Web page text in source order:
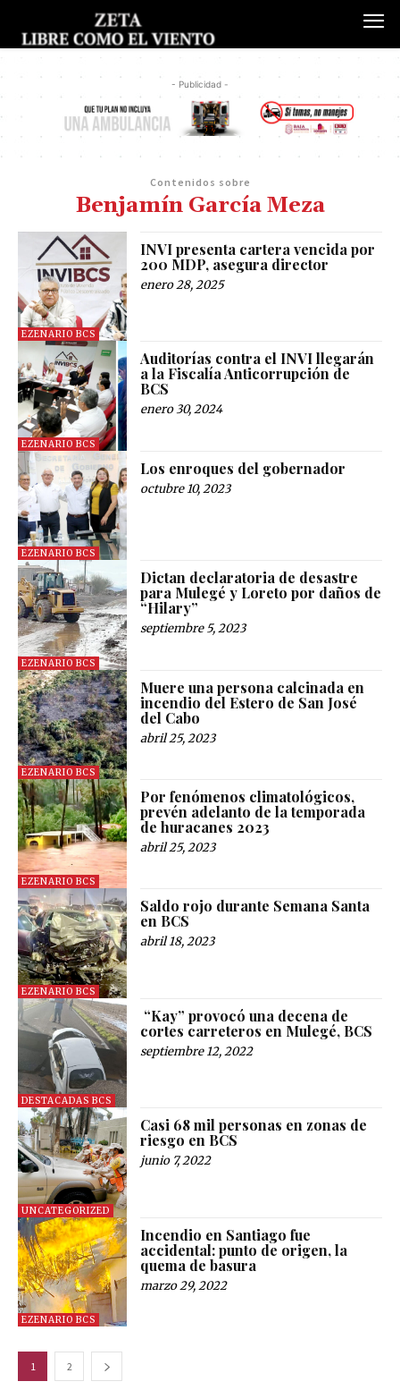
- Publicidad -
Contenidos sobre
Benjamín García Meza
EZENARIO BCS
INVI presenta cartera vencida por
200 MDP, asegura director
enero 28, 2025
EZENARIO BCS
Auditorías contra el INVI llegarán
a la Fiscalía Anticorrupción de
BCS
enero 30, 2024
EZENARIO BCS
Los enroques del gobernador
octubre 10, 2023
EZENARIO BCS
Dictan declaratoria de desastre
para Mulegé y Loreto por daños de
“Hilary”
septiembre 5, 2023
EZENARIO BCS
Muere una persona calcinada en
incendio del Estero de San José
del Cabo
abril 25, 2023
EZENARIO BCS
Por fenómenos climatológicos,
prevén adelanto de la temporada
de huracanes 2023
abril 25, 2023
EZENARIO BCS
Saldo rojo durante Semana Santa
en BCS
abril 18, 2023
DESTACADAS BCS
“Kay” provocó una decena de
cortes carreteros en Mulegé, BCS
septiembre 12, 2022
UNCATEGORIZED
Casi 68 mil personas en zonas de
riesgo en BCS
junio 7, 2022
EZENARIO BCS
Incendio en Santiago fue
accidental: punto de origen, la
quema de basura
marzo 29, 2022
1 2